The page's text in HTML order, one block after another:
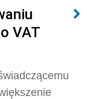
VAT